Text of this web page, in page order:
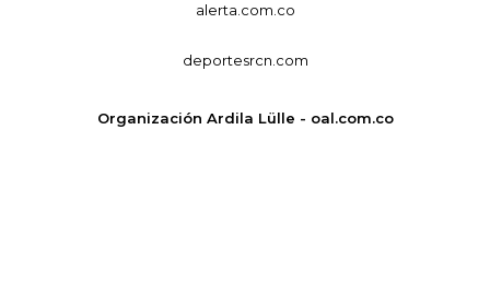
alerta.com.co
deportesrcn.com
Organización Ardila Lülle - oal.com.co